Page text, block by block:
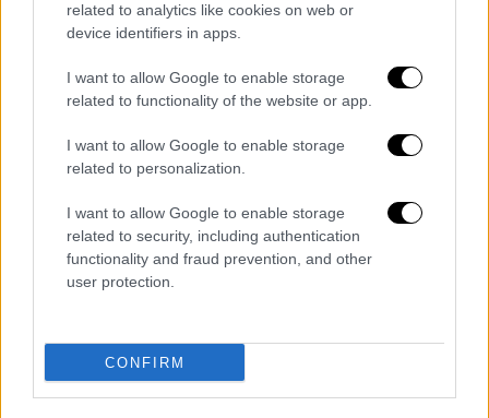
related to analytics like cookies on web or
device identifiers in apps.
I want to allow Google to enable storage
related to functionality of the website or app.
I want to allow Google to enable storage
related to personalization.
I want to allow Google to enable storage
related to security, including authentication
functionality and fraud prevention, and other
user protection.
CONFIRM
Νικόλ Σέρζινγκερ
Νικόλ Σέρζινγκερ